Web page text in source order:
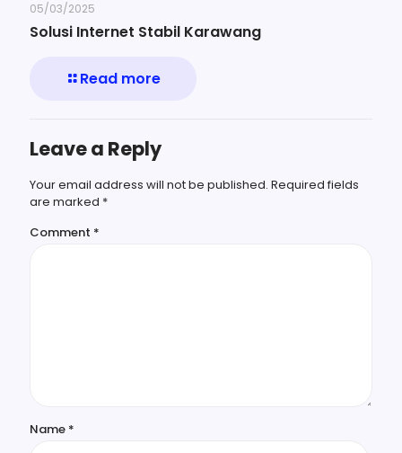
05/03/2025
Solusi Internet Stabil Karawang
Read more
Leave a Reply
Your email address will not be published. Required fields
are marked *
Comment *
Name *